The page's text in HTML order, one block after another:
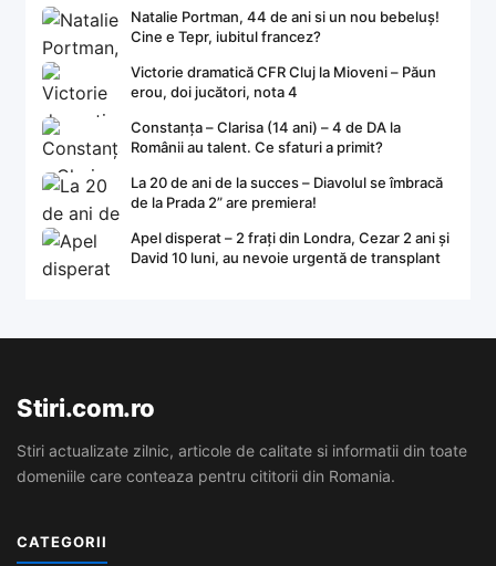
Natalie Portman, 44 de ani si un nou bebeluș!
Cine e Tepr, iubitul francez?
Victorie dramatică CFR Cluj la Mioveni – Păun
erou, doi jucători, nota 4
Constanța – Clarisa (14 ani) – 4 de DA la
Românii au talent. Ce sfaturi a primit?
La 20 de ani de la succes – Diavolul se îmbracă
de la Prada 2” are premiera!
Apel disperat – 2 frați din Londra, Cezar 2 ani și
David 10 luni, au nevoie urgentă de transplant
Stiri.com.ro
Stiri actualizate zilnic, articole de calitate si informatii din toate
domeniile care conteaza pentru cititorii din Romania.
CATEGORII